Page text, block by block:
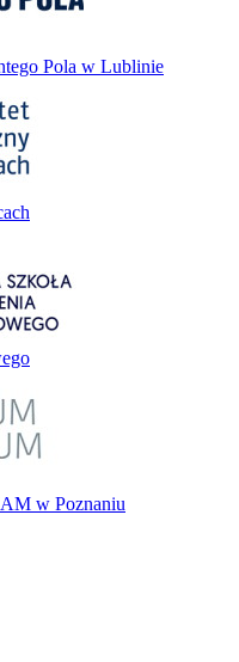
Pola w Lublinie
w Poznaniu